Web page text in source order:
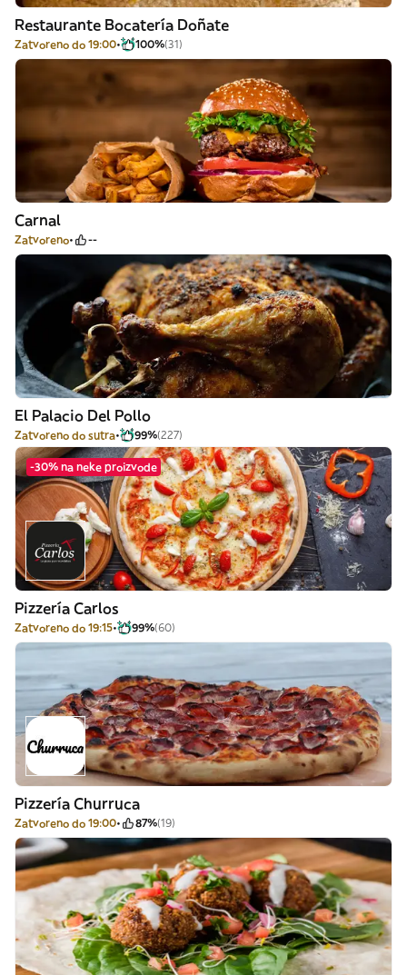
Restaurante Bocatería Doñate
Zatvoreno do 19:00 100%(31)
Carnal
Zatvoreno --
El Palacio Del Pollo
Zatvoreno do sutra 99%(227)
-30% na neke proizvode
Pizzería Carlos
Zatvoreno do 19:15 99%(60)
Pizzería Churruca
Zatvoreno do 19:00 87%(19)